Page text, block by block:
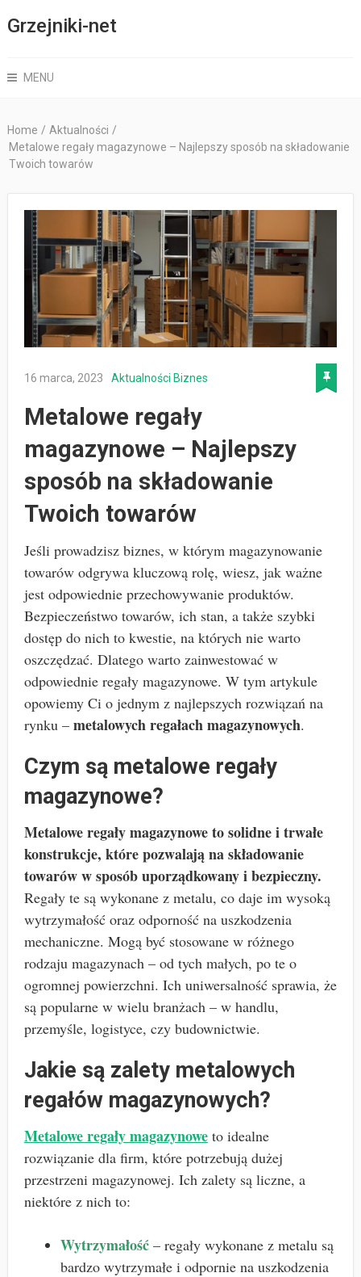
Grzejniki-net
MENU
Home / Aktualności /
Metalowe regały magazynowe – Najlepszy sposób na składowanie
Twoich towarów
16 marca, 2023 Aktualności Biznes
Metalowe regały
magazynowe – Najlepszy
sposób na składowanie
Twoich towarów
Jeśli prowadzisz biznes, w którym magazynowanie
towarów odgrywa kluczową rolę, wiesz, jak ważne
jest odpowiednie przechowywanie produktów.
Bezpieczeństwo towarów, ich stan, a także szybki
dostęp do nich to kwestie, na których nie warto
oszczędzać. Dlatego warto zainwestować w
odpowiednie regały magazynowe. W tym artykule
opowiemy Ci o jednym z najlepszych rozwiązań na
rynku – metalowych regałach magazynowych.
Czym są metalowe regały
magazynowe?
Metalowe regały magazynowe to solidne i trwałe
konstrukcje, które pozwalają na składowanie
towarów w sposób uporządkowany i bezpieczny.
Regały te są wykonane z metalu, co daje im wysoką
wytrzymałość oraz odporność na uszkodzenia
mechaniczne. Mogą być stosowane w różnego
rodzaju magazynach – od tych małych, po te o
ogromnej powierzchni. Ich uniwersalność sprawia, że
są popularne w wielu branżach – w handlu,
przemyśle, logistyce, czy budownictwie.
Jakie są zalety metalowych
regałów magazynowych?
Metalowe regały magazynoweto idealne
rozwiązanie dla firm, które potrzebują dużej
przestrzeni magazynowej. Ich zalety są liczne, a
niektóre z nich to:
Wytrzymałość– regały wykonane z metalu są
bardzo wytrzymałe i odpornie na uszkodzenia